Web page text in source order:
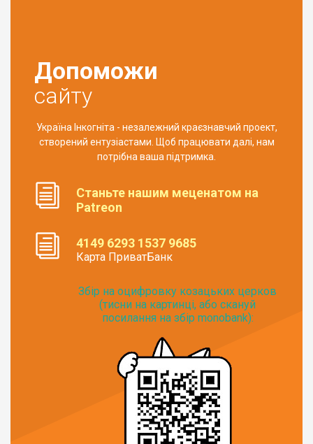
Допоможи
сайту
Україна Інкогніта - незалежний краєзнавчий проект,
створений ентузіастами. Щоб працювати далі, нам
потрібна ваша підтримка.
Станьте нашим меценатом на
Patreon
4149 6293 1537 9685
Карта ПриватБанк
Збір на оцифровку козацьких церков
(тисни на картинці, або скануй
посилання на збір monobank):